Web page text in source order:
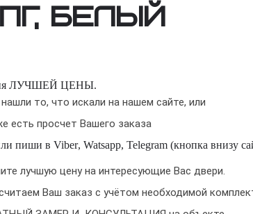
белый
ЛУЧШЕЙ ЦЕНЫ.
то, что искали на нашем сайте, или
есть просчет Вашего заказа
пиши в Viber, Watsapp, Telegram (кнопка внизу
лучшую цену на интересующие Вас двери.
Ваш заказ с учётом необходимой